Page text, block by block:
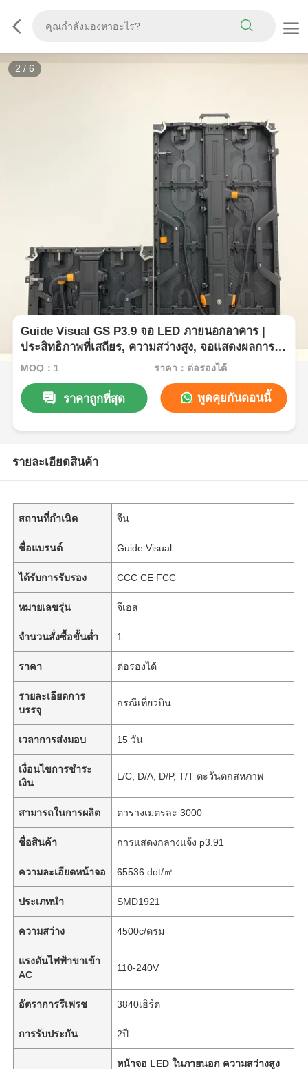
2 / 6
Guide Visual GS P3.9 จอ LED ภายนอกอาคาร |
ประสิทธิภาพที่เสถียร, ความสว่างสูง, จอแสดงผลการ
ใช้งานเหตุการณ์
MOQ：1 ราคา：ต่อรองได้
ราคาถูกที่สุด พูดคุยกันตอนนี้
รายละเอียดสินค้า
สถานที่กำเนิด จีน
ชื่อแบรนด์ Guide Visual
ได้รับการรับรอง CCC CE FCC
หมายเลขรุ่น จีเอส
จำนวนสั่งซื้อขั้นต่ำ 1
ราคา ต่อรองได้
รายละเอียดการ
บรรจุ
กรณีเที่ยวบิน
เวลาการส่งมอบ 15 วัน
เงื่อนไขการชำระ
เงิน
L/C, D/A, D/P, T/T ตะวันตกสหภาพ
สามารถในการผลิต ตารางเมตรละ 3000
ชื่อสินค้า การแสดงกลางแจ้ง p3.91
ความละเอียดหน้าจอ 65536 dot/㎡
ประเภทนำ SMD1921
ความสว่าง 4500c/ตรม
แรงดันไฟฟ้าขาเข้า
AC
110-240V
อัตราการรีเฟรช 3840เฮิร์ต
การรับประกัน 2ปี
หน้าจอ LED ในภายนอก ความสว่างสูง